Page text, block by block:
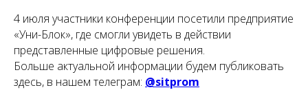
4 июля участники конференции посетили предприятие
«Уни-Блок», где смогли увидеть в действии
представленные цифровые решения.
Больше актуальной информации будем публиковать
здесь, в нашем телеграм: @sitprom